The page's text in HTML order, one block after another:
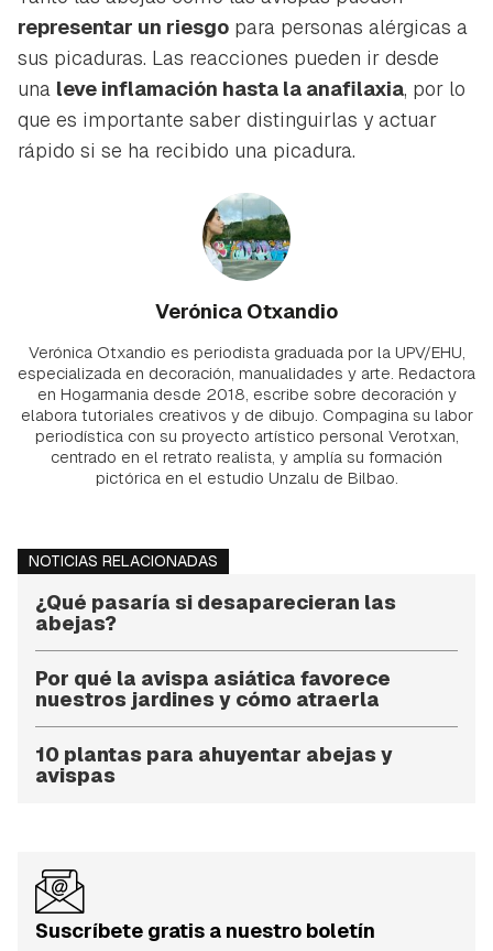
representar un riesgo para personas alérgicas a
sus picaduras. Las reacciones pueden ir desde
una leve inflamación hasta la anafilaxia, por lo
que es importante saber distinguirlas y actuar
rápido si se ha recibido una picadura.
Verónica Otxandio
Verónica Otxandio es periodista graduada por la UPV/EHU,
especializada en decoración, manualidades y arte. Redactora
en Hogarmania desde 2018, escribe sobre decoración y
elabora tutoriales creativos y de dibujo. Compagina su labor
periodística con su proyecto artístico personal Verotxan,
centrado en el retrato realista, y amplía su formación
pictórica en el estudio Unzalu de Bilbao.
NOTICIAS RELACIONADAS
¿Qué pasaría si desaparecieran las
abejas?
Por qué la avispa asiática favorece
nuestros jardines y cómo atraerla
10 plantas para ahuyentar abejas y
avispas
Suscríbete gratis a nuestro boletín